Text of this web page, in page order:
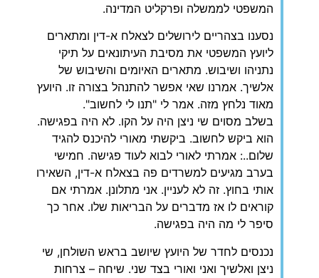
המשפטי לממשלה ופרקליט המדינה.
‏נסענו בצהריים לירושלים לצאלח א-דין ומתארים
ליועץ המשפטי את מסיבת העיתונאים על תיקי
נתניהו ושיבוש. מתארים האיומים והשיבוש של
אלשיך. אמרנו שאי אפשר להתנהל בצורה זו. היועץ
מאוד נלחץ מזה. אמר לי "תנו לי לחשוב".
בשלב מסוים שי ניצן היה על הקו. לא היה בפגישה.
הוא ביקש לחשוב. ביקשתי מאורי להיכנס להגיד
שלום..: אמרתי לאורי לבוא לעוד פגישה. חמישי
בערב מגיעים למשרדים פה בצאלח א-דין, השאירו
אותי בחוץ. זה לא לעניין. אני מתלונן. אמרתי אם
קוראים לו אז מדברים על הבריאות שלו. אחר כך
סיפר לי מה היה בפגישה.
‏נכנסים לחדר של היועץ שיושב בראש השולחן, שי
ניצן ואלשיך ואני ואורי בצד שני. שיחה – צרחות